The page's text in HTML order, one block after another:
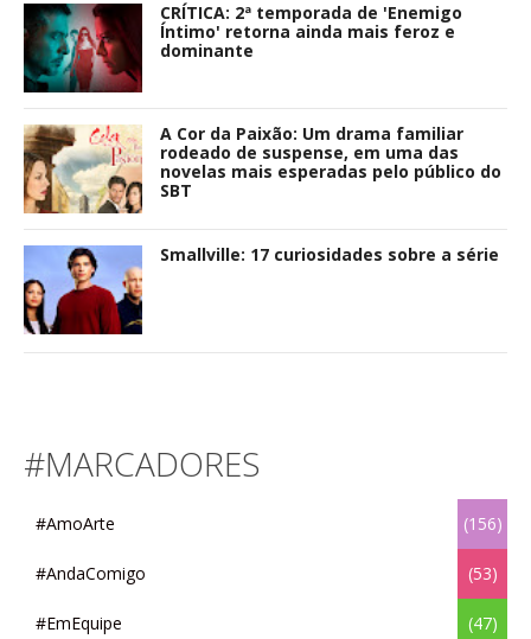
CRÍTICA: 2ª temporada de 'Enemigo
Íntimo' retorna ainda mais feroz e
dominante
A Cor da Paixão: Um drama familiar
rodeado de suspense, em uma das
novelas mais esperadas pelo público do
SBT
Smallville: 17 curiosidades sobre a série
#MARCADORES
#AmoArte (156)
#AndaComigo (53)
#EmEquipe (47)